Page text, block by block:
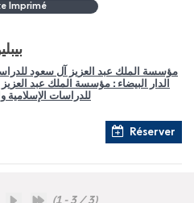
Imprimé
مؤسسة الملك عبد العزيز آل سعود
الدار البيضاء : مؤسسة الملك عبد
للدراسات الإسلامية
Réserver
(1 - 3 / 3)